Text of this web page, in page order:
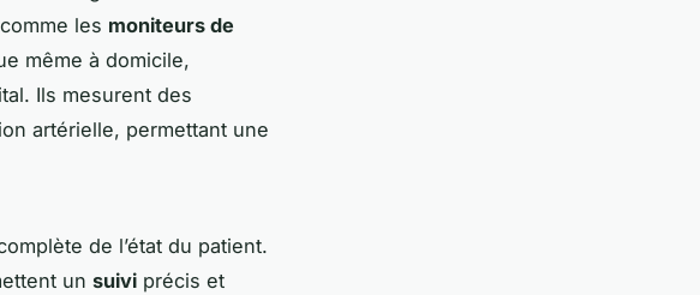
les moniteurs de
même à domicile,
Ils mesurent des
artérielle, permettant une
de l’état du patient.
un suivi précis et